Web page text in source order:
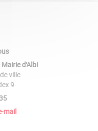
d'Albi
ville
9
mail